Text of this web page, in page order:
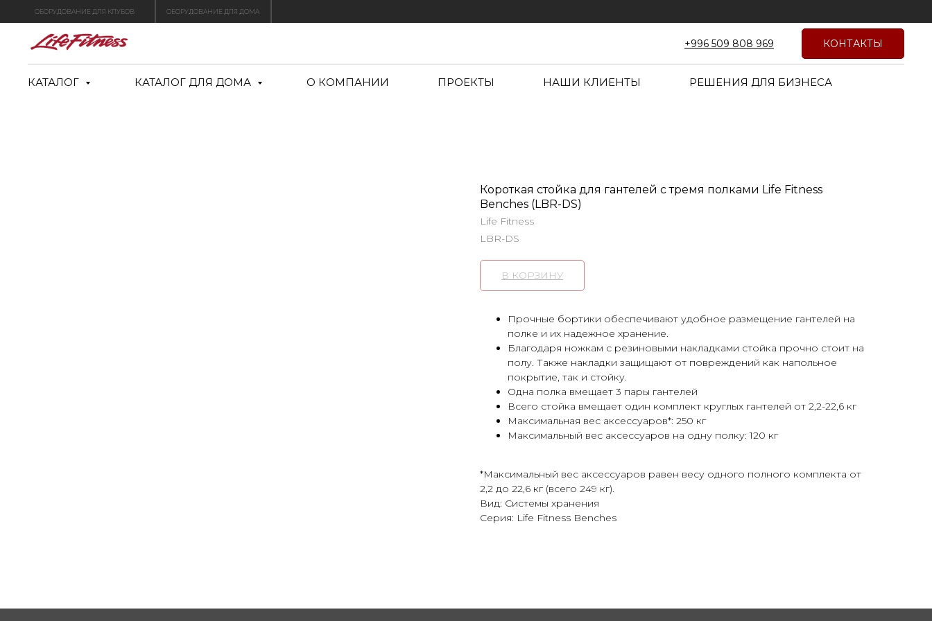
ОБОРУДОВАНИЕ ДЛЯ КЛУБОВ ОБОРУДОВАНИЕ ДЛЯ ДОМА
+996 509 808 969 КОНТАКТЫ
КАТАЛОГ КАТАЛОГ ДЛЯ ДОМА О КОМПАНИИ ПРОЕКТЫ НАШИ КЛИЕНТЫ РЕШЕНИЯ ДЛЯ БИЗНЕСА
Короткая стойка для гантелей с тремя полками Life Fitness
Benches (LBR-DS)
Life Fitness
LBR-DS
В КОРЗИНУ
Прочные бортики обеспечивают удобное размещение гантелей на
полке и их надежное хранение.
Благодаря ножкам с резиновыми накладками стойка прочно стоит на
полу. Также накладки защищают от повреждений как напольное
покрытие, так и стойку.
Одна полка вмещает 3 пары гантелей
Всего стойка вмещает один комплект круглых гантелей от 2,2-22,6 кг
Максимальная вес аксессуаров*: 250 кг
Максимальный вес аксессуаров на одну полку: 120 кг
*Максимальный вес аксессуаров равен весу одного полного комплекта от
2,2 до 22,6 кг (всего 249 кг).
Вид: Системы хранения
Серия: Life Fitness Benches